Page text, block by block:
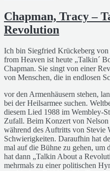
Chapman, Tracy –
Revolution
Ich bin Siegfried Krückeberg
from Heaven ist heute „Talkin´
Chapman. Sie singt von einer
von Menschen, die in endlosen
vor den Armenhäusern stehen,
bei der Heilsarmee suchen.
diesem Lied 1988 im Wembley-
Zufall. Beim Konzert von Nelson
während des Auftritts von Stevie
Schwierigkeiten. Daraufhin hat
mal auf die Bühne zu gehen, um
hat dann „Talkin About a
mehrmals zu einer politischen